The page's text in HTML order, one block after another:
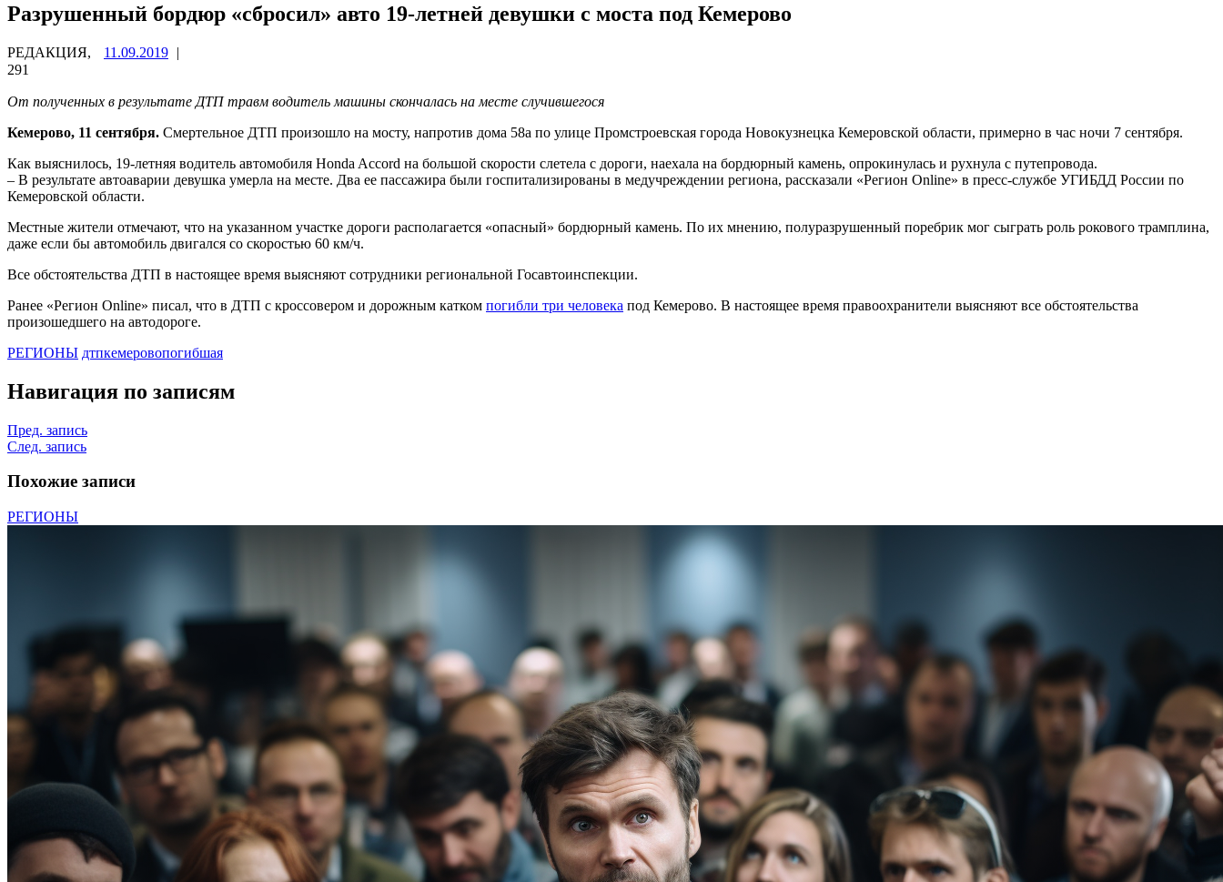
Разрушенный бордюр «сбросил» авто 19-летней девушки с моста под Кемерово
РЕДАКЦИЯ, 11.09.2019 |
291
От полученных в результате ДТП травм водитель машины скончалась на месте случившегося
Кемерово, 11 сентября. Смертельное ДТП произошло на мосту, напротив дома 58а по улице Промстроевская города Новокузнецка Кемеровской области, примерно в час ночи 7 сентября.
Как выяснилось, 19-летняя водитель автомобиля Honda Accord на большой скорости слетела с дороги, наехала на бордюрный камень, опрокинулась и рухнула с путепровода.
– В результате автоаварии девушка умерла на месте. Два ее пассажира были госпитализированы в медучреждении региона, рассказали «Регион Online» в пресс-службе УГИБДД России по
Кемеровской области.
Местные жители отмечают, что на указанном участке дороги располагается «опасный» бордюрный камень. По их мнению, полуразрушенный поребрик мог сыграть роль рокового трамплина,
даже если бы автомобиль двигался со скоростью 60 км/ч.
Все обстоятельства ДТП в настоящее время выясняют сотрудники региональной Госавтоинспекции.
Ранее «Регион Online» писал, что в ДТП с кроссовером и дорожным катком погибли три человека под Кемерово. В настоящее время правоохранители выясняют все обстоятельства
произошедшего на автодороге.
РЕГИОНЫ дтпкемеровопогибшая
Навигация по записям
Пред. запись
След. запись
Похожие записи
РЕГИОНЫ